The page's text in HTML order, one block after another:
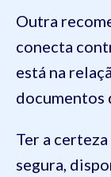
Outra
conecta
está na
documentos
Ter a
segura,